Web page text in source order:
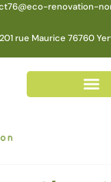
renovation-
201 rue Maurice 76760